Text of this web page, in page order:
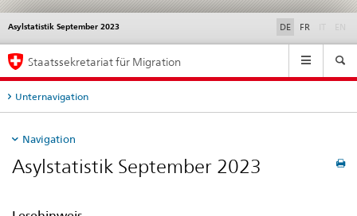
Asylstatistik September 2023 DE FR
Service
Hauptnavigation
Staatssekretariat für Migration
Unternavigation
Navigation
Asylstatistik September 2023